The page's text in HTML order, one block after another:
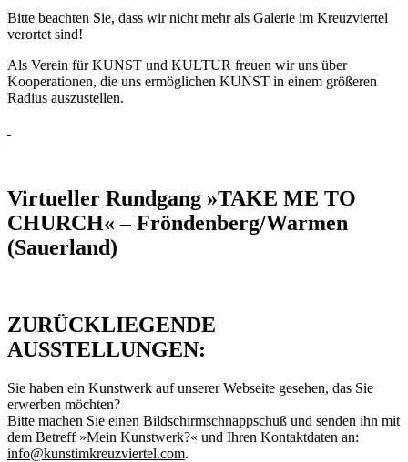
Bitte beachten Sie, dass wir nicht mehr als Galerie im Kreuzviertel
verortet sind!
Als Verein für KUNST und KULTUR freuen wir uns über
Kooperationen, die uns ermöglichen KUNST in einem größeren
Radius auszustellen.
Virtueller Rundgang »TAKE ME TO
CHURCH« – Fröndenberg/Warmen
(Sauerland)
ZURÜCKLIEGENDE
AUSSTELLUNGEN:
Sie haben ein Kunstwerk auf unserer Webseite gesehen, das Sie
erwerben möchten?
Bitte machen Sie einen Bildschirmschnappschuß und senden ihn mit
dem Betreff »Mein Kunstwerk?« und Ihren Kontaktdaten an:
info@kunstimkreuzviertel.com.